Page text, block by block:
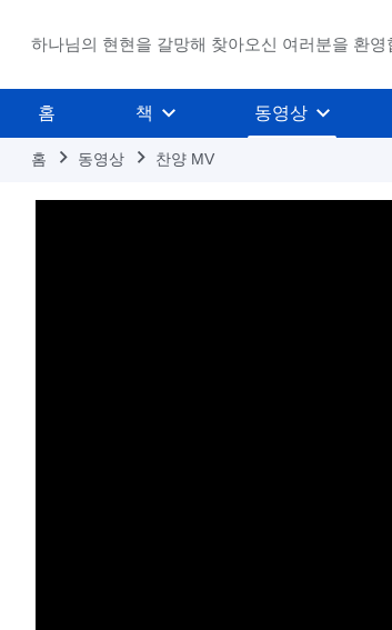
하나님의 현현을 갈망해 찾아오신 여러분을 환영
홈 책 동영상
홈 동영상 찬양 MV